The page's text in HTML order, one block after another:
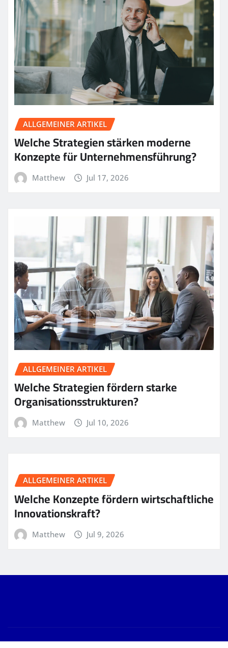
ALLGEMEINER ARTIKEL
Welche Strategien stärken moderne
Konzepte für Unternehmensführung?
Matthew Jul 17, 2026
ALLGEMEINER ARTIKEL
Welche Strategien fördern starke
Organisationsstrukturen?
Matthew Jul 10, 2026
ALLGEMEINER ARTIKEL
Welche Konzepte fördern wirtschaftliche
Innovationskraft?
Matthew Jul 9, 2026